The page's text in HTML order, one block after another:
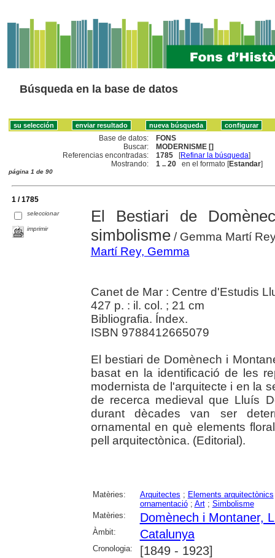
Búsqueda en la base de datos
Base de datos:
FONS
Buscar:
MODERNISME []
Referencias encontradas:
1785 [Refinar la búsqueda]
Mostrando:
1 .. 20 en el formato [Estandar]
página 1 de 90
1 / 1785
seleccionar
imprimir
El Bestiari de
simbolisme/ Gemma Martí
Martí Rey, Gemma
Canet de Mar : Centre d'Estudis
427 p. : il. col. ; 21 cm
Bibliografia. Índex.
ISBN 9788412665079
El bestiari de Domènech i
basat en la identificació de les
modernista de l'arquitecte i en la
de recerca medieval que Lluís
durant dècades van ser
ornamental en què elements
pell arquitectònica. (Editorial).
Matèries: Arquitectes ; Elements arquitectònics
ornamentació; Art; Simbolisme
Matèries:
Domènech i Montaner,
Àmbit: Catalunya
Cronologia: [1849 - 1923]